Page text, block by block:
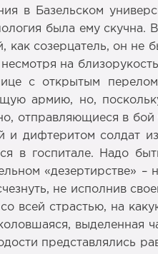
в Базельском
была ему скучна.
как созерцатель, он
на
с открытым
армию, но,
отправляющиеся в
и дифтеритом солдат
в госпитале. Надо
«дезертирстве»
не исполнив
всей страстью, на
выделенная
представлялись